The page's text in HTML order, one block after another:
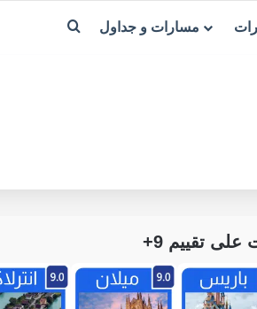
مسارات و جداول بحث عن
تقييم 9+